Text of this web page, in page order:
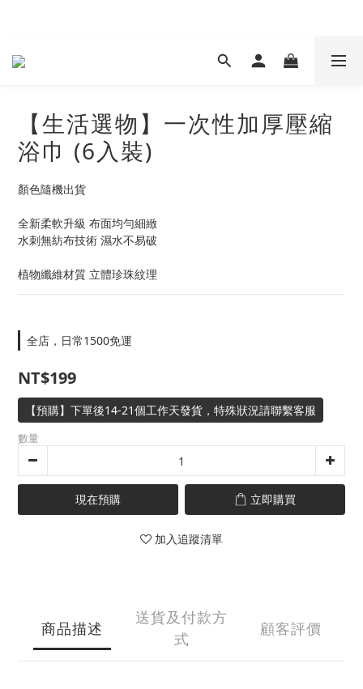
【生活選物】一次性加厚壓縮
浴巾 (6入裝)
顏色隨機出貨
全新柔軟升級 布面均勻細緻
水刺無紡布技術 濕水不易破
植物纖維材質 立體珍珠紋理
全店，日常1500免運
NT$199
【預購】下單後14-21個工作天發貨，特殊狀況請聯繫客服
數量
現在預購 立即購買
加入追蹤清單
商品描述
送貨及付款方
式
顧客評價